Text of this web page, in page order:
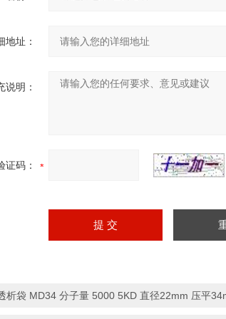
地址：
说明：
证码：
析袋 MD34 分子量 5000 5KD 直径22mm 压平